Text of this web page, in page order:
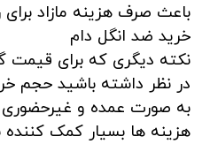
باعث صرف هزینه مازاد برای
خرید ضد انگل دام
نکته دیگری که برای قیمت
در نظر داشته باشید حجم
به صورت عمده و
هزینه ها بسیار کمک کننده